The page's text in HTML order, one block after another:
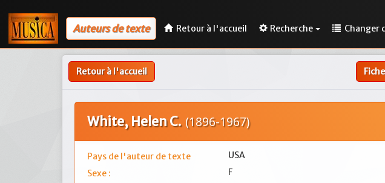
Auteurs de texte Retour à l'accueil Recherche Changer
Retour à l'accueil Fiche
White, Helen C. (1896-1967)
Pays de l'auteur de texte
USA
Sexe :
F